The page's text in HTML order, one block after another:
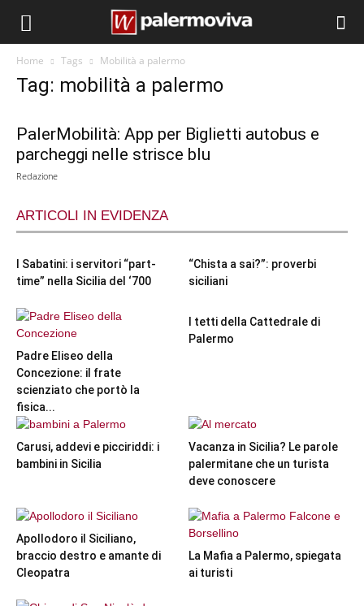
Home Tags Mobilità a palermo
Tag: mobilità a palermo
PalerMobilità: App per Biglietti autobus e
parcheggi nelle strisce blu
Redazione
ARTICOLI IN EVIDENZA
I Sabatini: i servitori “part-
time” nella Sicilia del ‘700
“Chista a sai?”: proverbi
siciliani
Padre Eliseo della
Concezione: il frate
scienziato che portò la
fisica...
I tetti della Cattedrale di
Palermo
Carusi, addevi e picciriddi: i
bambini in Sicilia
Vacanza in Sicilia? Le parole
palermitane che un turista
deve conoscere
Apollodoro il Siciliano,
braccio destro e amante di
Cleopatra
La Mafia a Palermo, spiegata
ai turisti